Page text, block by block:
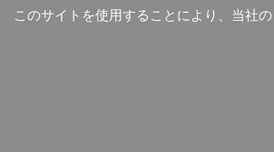
このサイトを使用することにより、当社の